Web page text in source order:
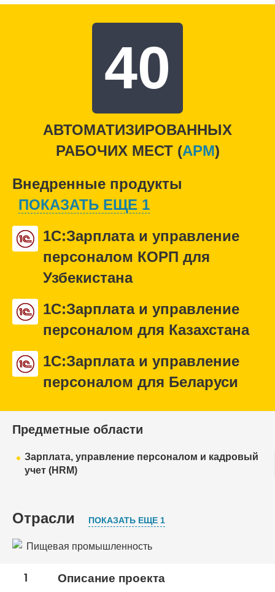
40
АВТОМАТИЗИРОВАННЫХ
РАБОЧИХ МЕСТ (APM)
Внедренные продукты
ПОКАЗАТЬ ЕЩЕ 1
1С:Зарплата и управление
персоналом КОРП для
Узбекистана
1С:Зарплата и управление
персоналом для Казахстана
1С:Зарплата и управление
персоналом для Беларуси
Предметные области
Зарплата, управление персоналом и кадровый
учет (HRM)
Отрасли ПОКАЗАТЬ ЕЩЕ 1
Пищевая промышленность
Торговля
1 Описание проекта